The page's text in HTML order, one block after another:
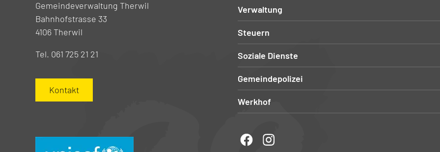
Gemeindeverwaltung Therwil
Bahnhofstrasse 33
4106 Therwil
Tel. 061 725 21 21
Kontakt
Verwaltung
Steuern
Soziale Dienste
Gemeindepolizei
Werkhof